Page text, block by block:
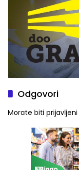
Odgovori
Morate biti prijavljeni